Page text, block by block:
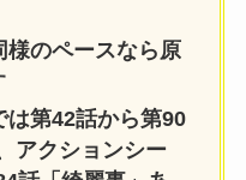
様のペースなら原
は第42話から第90
アクションシー